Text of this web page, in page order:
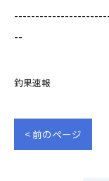
--
釣果速報
< 前のページ